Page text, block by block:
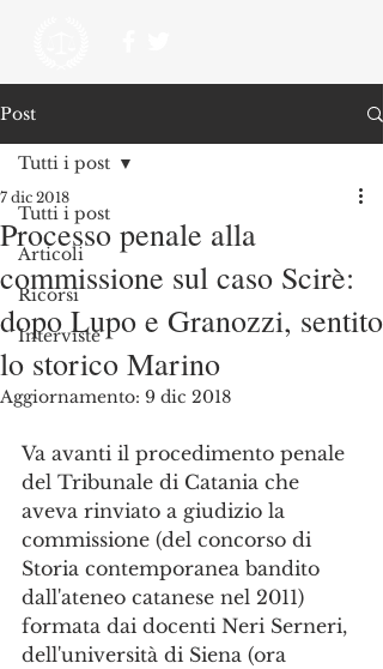
Post
Tutti i post
Articoli
Ricorsi
Interviste
Tutti i post
Processo penale alla
commissione sul caso Scirè:
dopo Lupo e Granozzi, sentito
lo storico Marino
7 dic 2018
Aggiornamento: 9 dic 2018
Va avanti il procedimento penale
del Tribunale di Catania che
aveva rinviato a giudizio la
commissione (del concorso di
Storia contemporanea bandito
dall'ateneo catanese nel 2011)
formata dai docenti Neri Serneri,
dell'università di Siena (ora